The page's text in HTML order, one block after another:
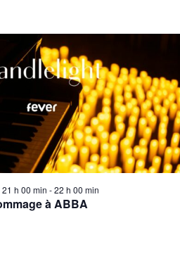
h 00 min -22 h 00 min
à ABBA